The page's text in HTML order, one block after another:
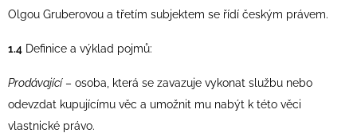
Olgou Gruberovou a třetím subjektem se řídí českým právem.
1.4 Definice a výklad pojmů:
Prodávající– osoba, která se zavazuje vykonat službu nebo
odevzdat kupujícímu věc a umožnit mu nabýt k této věci
vlastnické právo.